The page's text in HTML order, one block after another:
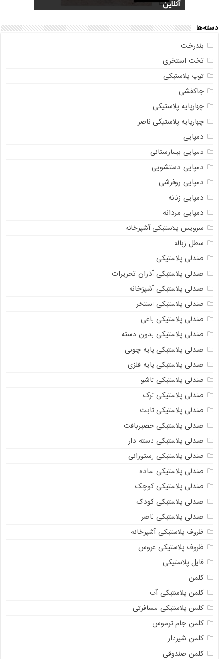
عکس و مشخصات
آنلاین
صندوقی + مشاوره رایگان
سوالات متداول
+ جدیدترین مدل
دسته‌ها
بندرخت
تخت استخری
توپ پلاستیکی
جاکفشی
چهارپایه پلاستیکی
چهارپایه پلاستیکی ناصر
دمپایی
دمپایی بیمارستانی
دمپایی دستشویی
دمپایی روفرشی
دمپایی زنانه
دمپایی مردانه
سرویس پلاستیکی آشپزخانه
سطل زباله
صندلی پلاستیکی
صندلی پلاستیکی آذران تحریرات
صندلی پلاستیکی آشپزخانه
صندلی پلاستیکی استخر
صندلی پلاستیکی باغی
صندلی پلاستیکی بدون دسته
صندلی پلاستیکی پایه چوبی
صندلی پلاستیکی پایه فلزی
صندلی پلاستیکی تاشو
صندلی پلاستیکی ترک
صندلی پلاستیکی ثابت
صندلی پلاستیکی حصیربافت
صندلی پلاستیکی دسته دار
صندلی پلاستیکی رستورانی
صندلی پلاستیکی ساده
صندلی پلاستیکی کوچک
صندلی پلاستیکی کودک
صندلی پلاستیکی ناصر
ظروف پلاستیکی آشپزخانه
ظروف پلاستیکی عروس
فایل پلاستیکی
کلمن
کلمن پلاستیکی آب
کلمن پلاستیکی مسافرتی
کلمن جام ترموس
کلمن شیردار
کلمن صندوقی